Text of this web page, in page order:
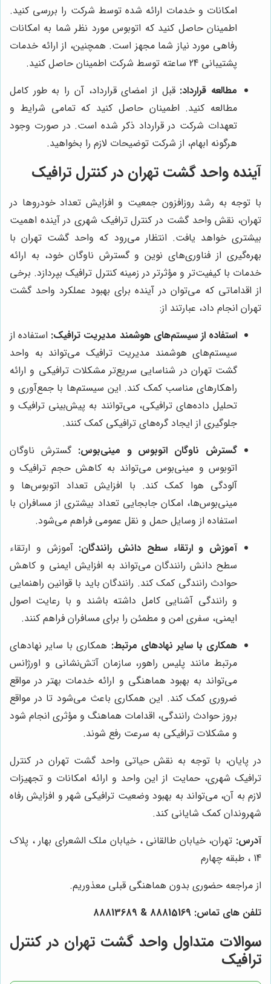
امکانات و خدمات ارائه شده توسط شرکت را بررسی کنید.
اطمینان حاصل کنید که اتوبوس مورد نظر شما به امکانات
رفاهی مورد نیاز شما مجهز است. همچنین، از ارائه خدمات
پشتیبانی 24 ساعته توسط شرکت اطمینان حاصل کنید.
مطالعه قرارداد: قبل از امضای قرارداد، آن را به طور کامل
مطالعه کنید. اطمینان حاصل کنید که تمامی شرایط و
تعهدات شرکت در قرارداد ذکر شده است. در صورت وجود
هرگونه ابهام، از شرکت توضیحات لازم را بخواهید.
آینده واحد گشت تهران در کنترل ترافیک
با توجه به رشد روزافزون جمعیت و افزایش تعداد خودروها در
تهران، نقش واحد گشت در کنترل ترافیک شهری در آینده اهمیت
بیشتری خواهد یافت. انتظار می‌رود که واحد گشت تهران با
بهره‌گیری از فناوری‌های نوین و گسترش ناوگان خود، به ارائه
خدمات با کیفیت‌تر و مؤثرتر در زمینه کنترل ترافیک بپردازد. برخی
از اقداماتی که می‌توان در آینده برای بهبود عملکرد واحد گشت
تهران انجام داد، عبارتند از:
استفاده از سیستم‌های هوشمند مدیریت ترافیک: استفاده از
سیستم‌های هوشمند مدیریت ترافیک می‌تواند به واحد
گشت تهران در شناسایی سریع‌تر مشکلات ترافیکی و ارائه
راهکارهای مناسب کمک کند. این سیستم‌ها با جمع‌آوری و
تحلیل داده‌های ترافیکی، می‌توانند به پیش‌بینی ترافیک و
جلوگیری از ایجاد گره‌های ترافیکی کمک کنند.
گسترش ناوگان اتوبوس و مینی‌بوس: گسترش ناوگان
اتوبوس و مینی‌بوس می‌تواند به کاهش حجم ترافیک و
آلودگی هوا کمک کند. با افزایش تعداد اتوبوس‌ها و
مینی‌بوس‌ها، امکان جابجایی تعداد بیشتری از مسافران با
استفاده از وسایل حمل و نقل عمومی فراهم می‌شود.
آموزش و ارتقاء سطح دانش رانندگان: آموزش و ارتقاء
سطح دانش رانندگان می‌تواند به افزایش ایمنی و کاهش
حوادث رانندگی کمک کند. رانندگان باید با قوانین راهنمایی
و رانندگی آشنایی کامل داشته باشند و با رعایت اصول
ایمنی، سفری امن و مطمئن را برای مسافران فراهم کنند.
همکاری با سایر نهادهای مرتبط: همکاری با سایر نهادهای
مرتبط مانند پلیس راهور، سازمان آتش‌نشانی و اورژانس
می‌تواند به بهبود هماهنگی و ارائه خدمات بهتر در مواقع
ضروری کمک کند. این همکاری باعث می‌شود تا در مواقع
بروز حوادث رانندگی، اقدامات هماهنگ و مؤثری انجام شود
و مشکلات ترافیکی به سرعت رفع شوند.
در پایان، با توجه به نقش حیاتی واحد گشت تهران در کنترل
ترافیک شهری، حمایت از این واحد و ارائه امکانات و تجهیزات
لازم به آن، می‌تواند به بهبود وضعیت ترافیکی شهر و افزایش رفاه
شهروندان کمک شایانی کند.
آدرس: تهران، خیابان طالقانی ، خیابان ملک الشعرای بهار ، پلاک
14 ، طبقه چهارم
از مراجعه حضوری بدون هماهنگی قبلی معذوریم.
تلفن های تماس: 88815169
&
88813689
سوالات متداول واحد گشت تهران در کنترل
ترافیک